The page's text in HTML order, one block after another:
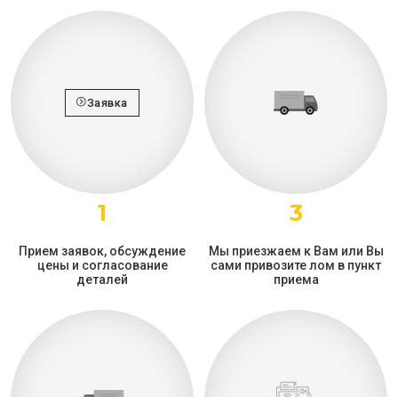
Заявка
1
Прием заявок, обсуждение
цены и согласование
деталей
3
Мы приезжаем к Вам или Вы
сами привозите лом в пункт
приема